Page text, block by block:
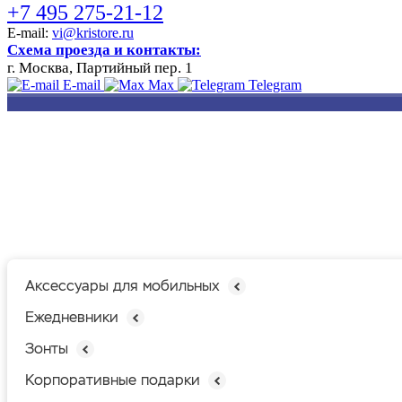
+7 495 275-21-12
E-mail: vi@kristore.ru
Схема проезда и контакты:
г. Москва, Партийный пер. 1
E-mail Max Telegram
Аксессуары для мобильных
Ежедневники
Зонты
Корпоративные подарки